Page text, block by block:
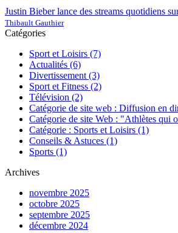
Justin Bieber lance des streams quotidiens
Thibault Gauthier
Catégories
Sport et Loisirs (7)
Actualités (6)
Divertissement (3)
Sport et Fitness (2)
Télévision (2)
Catégorie de site web : Diffusion en
Catégorie de site Web : "Athlètes qui
Catégorie : Sports et Loisirs (1)
Conseils & Astuces (1)
Sports (1)
Archives
novembre 2025
octobre 2025
septembre 2025
décembre 2024